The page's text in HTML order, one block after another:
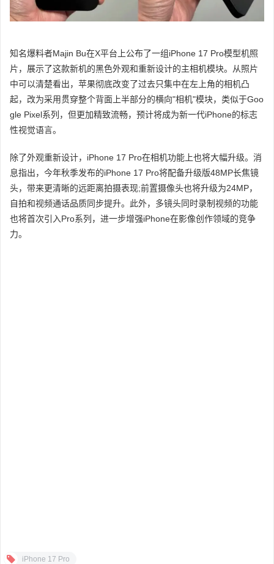
知名爆料者Majin Bu在X平台上公布了一组iPhone 17 Pro模型机照
片，展示了这款新机的黑色外观和重新设计的主相机模块。从照片
中可以清楚看出，苹果彻底改变了过去只集中在左上角的相机凸
起，改为采用贯穿整个背面上半部分的横向"相机"模块，类似于Goo
gle Pixel系列，但更加精致流畅，预计将成为新一代iPhone的标志
性视觉语言。
除了外观重新设计，iPhone 17 Pro在相机功能上也将大幅升级。消
息指出，今年秋季发布的iPhone 17 Pro将配备升级版48MP长焦镜
头，带来更清晰的远距离拍摄表现;前置摄像头也将升级为24MP，
自拍和视频通话品质同步提升。此外，多镜头同时录制视频的功能
也将首次引入Pro系列，进一步增强iPhone在影像创作领域的竞争
力。
iPhone 17 Pro